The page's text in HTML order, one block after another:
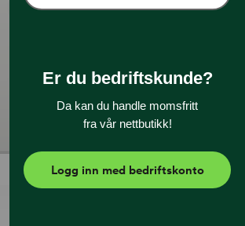
Er du bedriftskunde?
Da kan du handle momsfritt
fra vår nettbutikk!
Logg inn med bedriftskonto